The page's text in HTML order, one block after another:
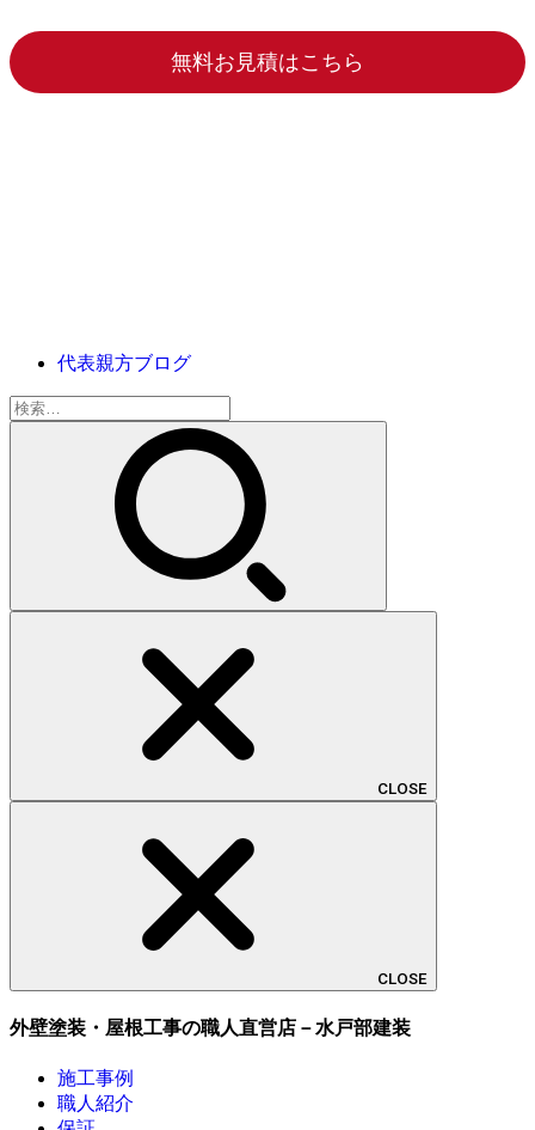
無料お見積はこちら
代表親方ブログ
検
索:
CLOSE
CLOSE
外壁塗装・屋根工事の職人直営店－水戸部建装
施工事例
職人紹介